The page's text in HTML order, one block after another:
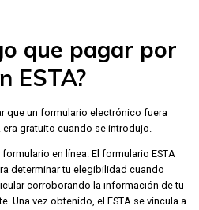
que pagar por
ESTA?
que un formulario electrónico fuera
gratuito cuando se introdujo.
en línea. El formulario ESTA
determinar tu elegibilidad cuando
corroborando la información de tu
Una vez obtenido, el ESTA se vincula a